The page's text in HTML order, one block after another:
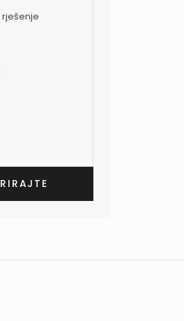
rješenje